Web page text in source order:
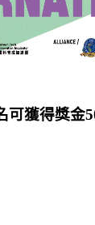
獲得獎金